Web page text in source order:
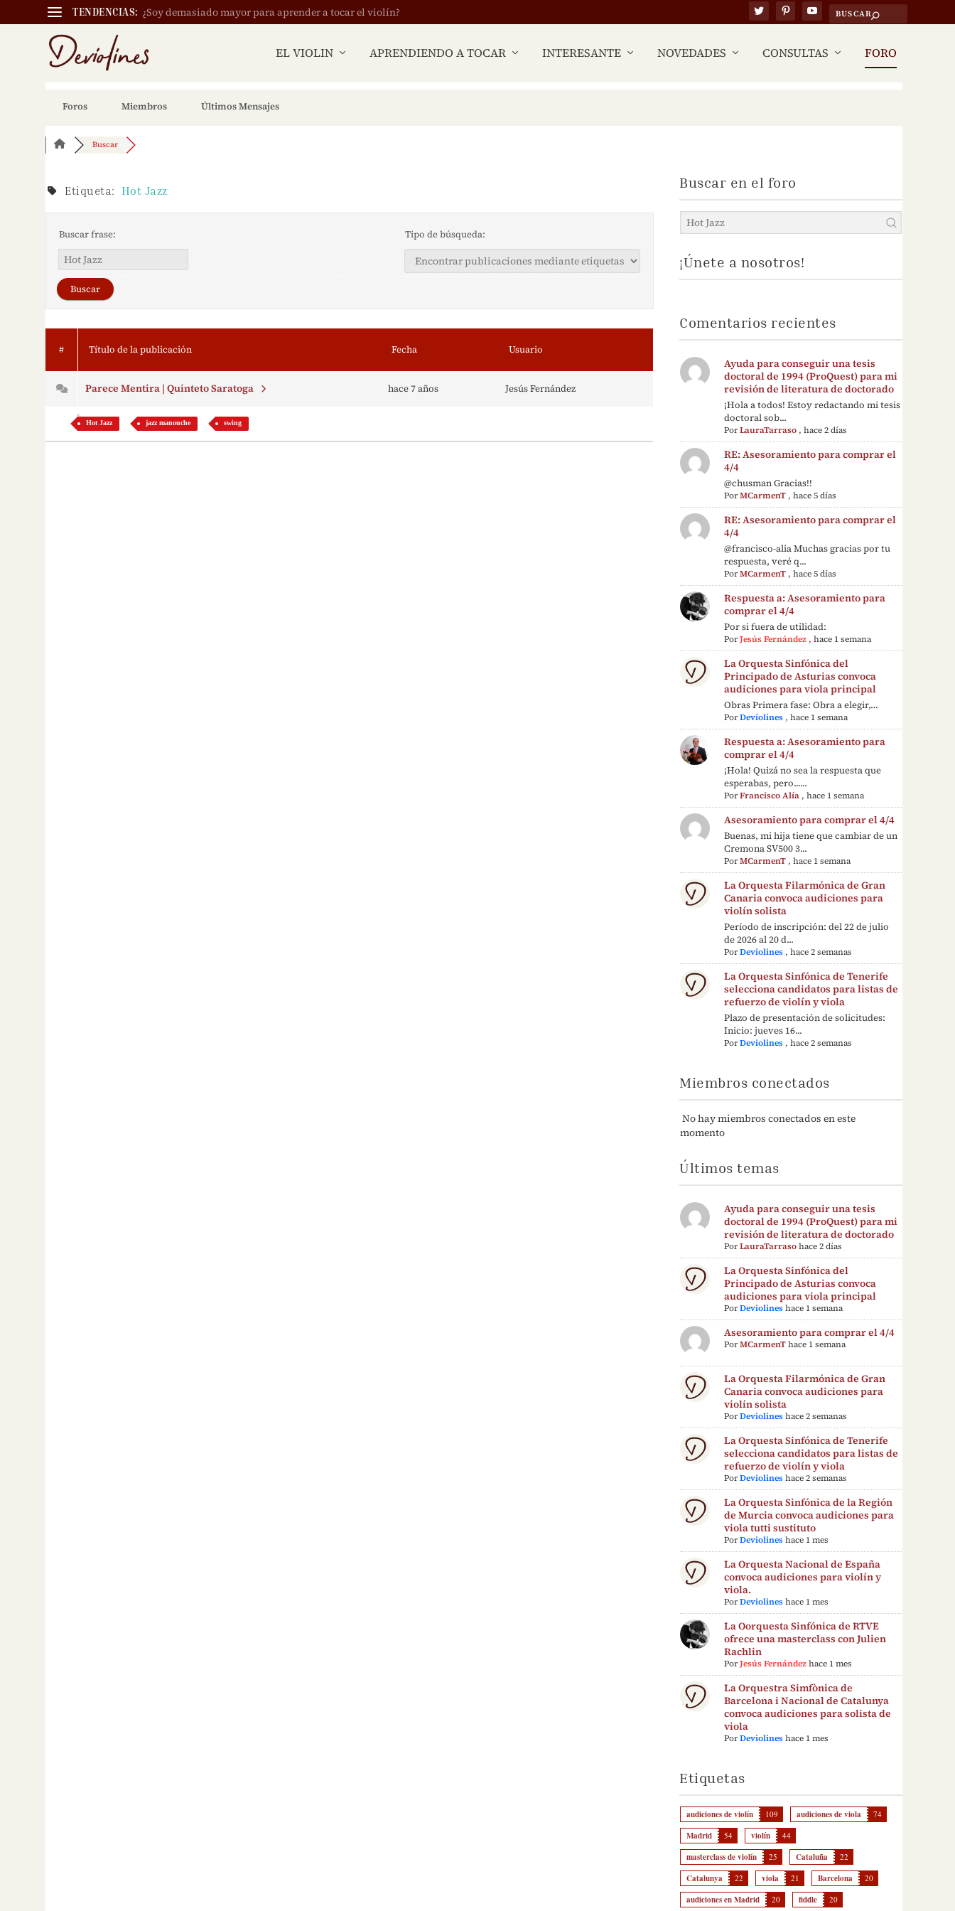
TENDENCIAS: ¿Soy demasiado mayor para aprender a tocar el violín?
EL VIOLIN APRENDIENDO A TOCAR INTERESANTE NOVEDADES CONSULTAS FORO
Foros Miembros Últimos Mensajes
Buscar
Etiqueta: Hot Jazz
Buscar frase: Tipo de búsqueda:
# Título de la publicación Fecha Usuario
Parece Mentira | Quinteto Saratoga hace 7 años Jesús Fernández
Hot Jazz jazz manouche swing
Buscar en el foro
¡Únete a nosotros!
Comentarios recientes
Ayuda para conseguir una tesis
doctoral de 1994 (ProQuest) para mi
revisión de literatura de doctorado
¡Hola a todos! Estoy redactando mi tesis
doctoral sob...
PorLauraTarraso ,hace 2 días
RE: Asesoramiento para comprar el
4/4
@chusman Gracias!!
PorMCarmenT ,hace 5 días
RE: Asesoramiento para comprar el
4/4
@francisco-alia Muchas gracias por tu
respuesta, veré q...
PorMCarmenT ,hace 5 días
Respuesta a: Asesoramiento para
comprar el 4/4
Por si fuera de utilidad:
PorJesús Fernández ,hace 1 semana
La Orquesta Sinfónica del
Principado de Asturias convoca
audiciones para viola principal
Obras Primera fase: Obra a elegir,…
PorDeviolines ,hace 1 semana
Respuesta a: Asesoramiento para
comprar el 4/4
¡Hola! Quizá no sea la respuesta que
esperabas, pero......
PorFrancisco Alía ,hace 1 semana
Asesoramiento para comprar el 4/4
Buenas, mi hija tiene que cambiar de un
Cremona SV500 3...
PorMCarmenT ,hace 1 semana
La Orquesta Filarmónica de Gran
Canaria convoca audiciones para
violín solista
Período de inscripción: del 22 de julio
de 2026 al 20 d...
PorDeviolines ,hace 2 semanas
La Orquesta Sinfónica de Tenerife
selecciona candidatos para listas de
refuerzo de violín y viola
Plazo de presentación de solicitudes:
Inicio: jueves 16...
PorDeviolines ,hace 2 semanas
Miembros conectados
No hay miembros conectados en este
momento
Últimos temas
Ayuda para conseguir una tesis
doctoral de 1994 (ProQuest) para mi
revisión de literatura de doctorado
PorLauraTarraso hace 2 días
La Orquesta Sinfónica del
Principado de Asturias convoca
audiciones para viola principal
PorDeviolines hace 1 semana
Asesoramiento para comprar el 4/4
PorMCarmenT hace 1 semana
La Orquesta Filarmónica de Gran
Canaria convoca audiciones para
violín solista
PorDeviolines hace 2 semanas
La Orquesta Sinfónica de Tenerife
selecciona candidatos para listas de
refuerzo de violín y viola
PorDeviolines hace 2 semanas
La Orquesta Sinfónica de la Región
de Murcia convoca audiciones para
viola tutti sustituto
PorDeviolines hace 1 mes
La Orquesta Nacional de España
convoca audiciones para violín y
viola.
PorDeviolines hace 1 mes
La Oorquesta Sinfónica de RTVE
ofrece una masterclass con Julien
Rachlin
PorJesús Fernández hace 1 mes
La Orquestra Simfònica de
Barcelona i Nacional de Catalunya
convoca audiciones para solista de
viola
PorDeviolines hace 1 mes
Etiquetas
audiciones de violín 109 audiciones de viola 74
Madrid 54 violín 44
masterclass de violín 25 Cataluña 22
Catalunya 22 viola 21 Barcelona 20
audiciones en Madrid 20 fiddle 20